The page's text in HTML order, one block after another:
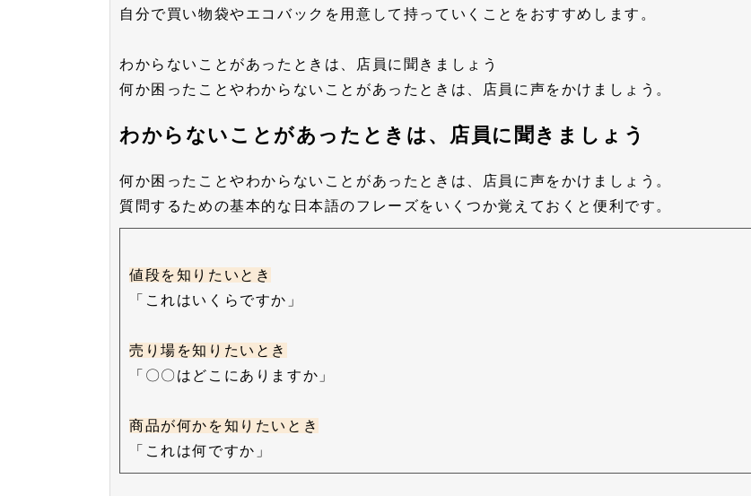
自分で買い物袋やエコバックを用意して持っていくことをおすすめします。
わからないことがあったときは、店員に聞きましょう
何か困ったことやわからないことがあったときは、店員に声をかけましょう。
わからないことがあったときは、店員に聞きましょう
何か困ったことやわからないことがあったときは、店員に声をかけましょう。
質問するための基本的な日本語のフレーズをいくつか覚えておくと便利です。
値段を知りたいとき
「これはいくらですか」
売り場を知りたいとき
「〇〇はどこにありますか」
商品が何かを知りたいとき
「これは何ですか」